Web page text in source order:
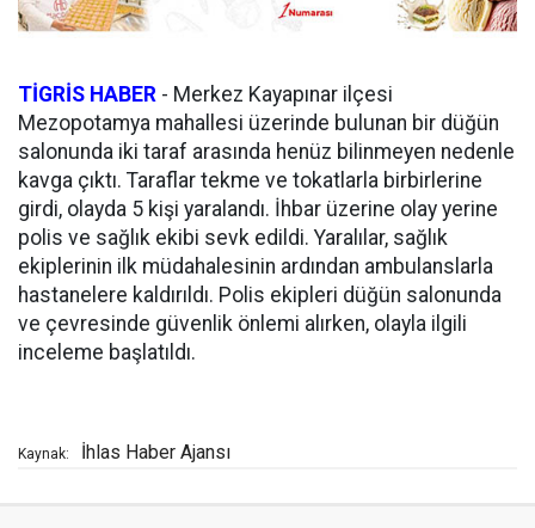
TİGRİS HABER - Merkez Kayapınar ilçesi
Mezopotamya mahallesi üzerinde bulunan bir düğün
salonunda iki taraf arasında henüz bilinmeyen nedenle
kavga çıktı. Taraflar tekme ve tokatlarla birbirlerine
girdi, olayda 5 kişi yaralandı. İhbar üzerine olay yerine
polis ve sağlık ekibi sevk edildi. Yaralılar, sağlık
ekiplerinin ilk müdahalesinin ardından ambulanslarla
hastanelere kaldırıldı. Polis ekipleri düğün salonunda
ve çevresinde güvenlik önlemi alırken, olayla ilgili
inceleme başlatıldı.
Kaynak: İhlas Haber Ajansı